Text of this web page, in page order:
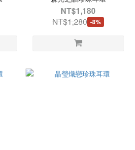
NT$1,180
NT$1,280 -8%